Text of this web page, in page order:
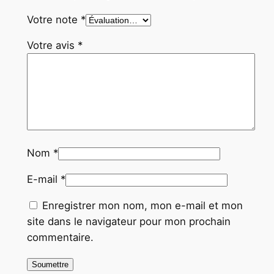
Votre note *
Votre avis *
Nom *
E-mail *
Enregistrer mon nom, mon e-mail et mon
site dans le navigateur pour mon prochain
commentaire.